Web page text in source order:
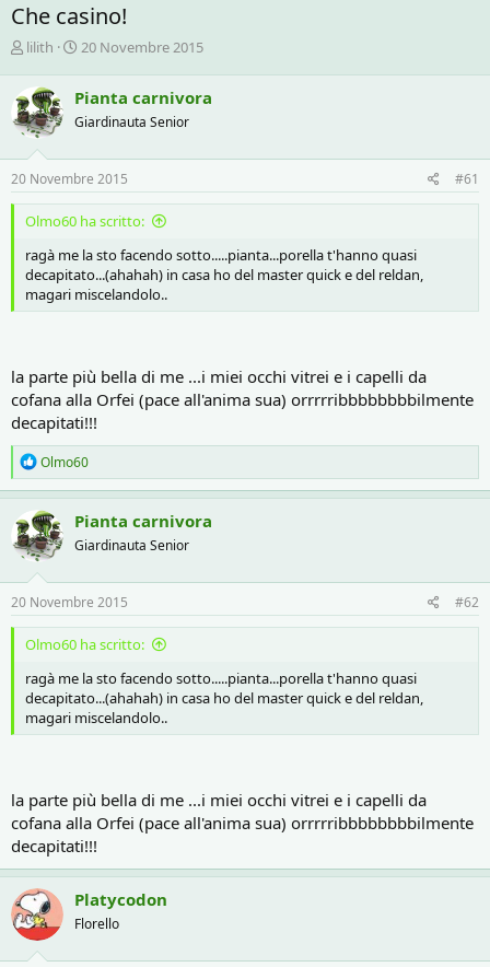
Che casino!
C
a
t
r
e
D
i
c
u
s
n
e
lilith
D
a
d
i
n
i
z
o
20 Novembre 2015
Pianta carnivora
Giardinauta Senior
20 Novembre 2015 #61
Olmo60 ha scritto:
ragà me la sto facendo sotto.....pianta...porella t'hanno quasi
decapitato...(ahahah) in casa ho del master quick e del reldan,
magari miscelandolo..
la parte più bella di me ...i miei occhi vitrei e i capelli da
cofana alla Orfei (pace all'anima sua) orrrrribbbbbbbbilmente
decapitati!!!
R
e
a
c
t
i
o
n
s
:
Olmo60
Pianta carnivora
Giardinauta Senior
20 Novembre 2015 #62
Olmo60 ha scritto:
ragà me la sto facendo sotto.....pianta...porella t'hanno quasi
decapitato...(ahahah) in casa ho del master quick e del reldan,
magari miscelandolo..
la parte più bella di me ...i miei occhi vitrei e i capelli da
cofana alla Orfei (pace all'anima sua) orrrrribbbbbbbbilmente
decapitati!!!
Platycodon
Florello